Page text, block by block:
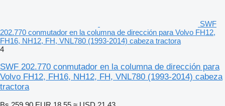
SWF
202.770 conmutador en la columna de dirección para Volvo FH12,
FH16, NH12, FH, VNL780 (1993-2014) cabeza tractora
4
SWF 202.770 conmutador en la columna de dirección para
Volvo FH12, FH16, NH12, FH, VNL780 (1993-2014) cabeza
tractora